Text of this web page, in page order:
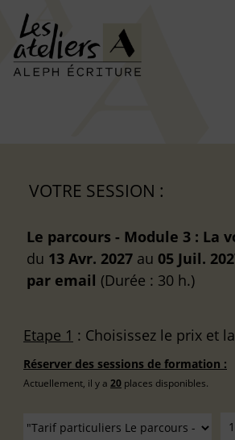
VOTRE SESSION :
Le parcours - Module 3 : La
du 13 Avr. 2027 au 05 Juil.
par email (Durée : 30 h.)
Etape 1 : Choisissez le prix et
Réserver des sessions de formation :
Actuellement, il y a 20 places disponibles.